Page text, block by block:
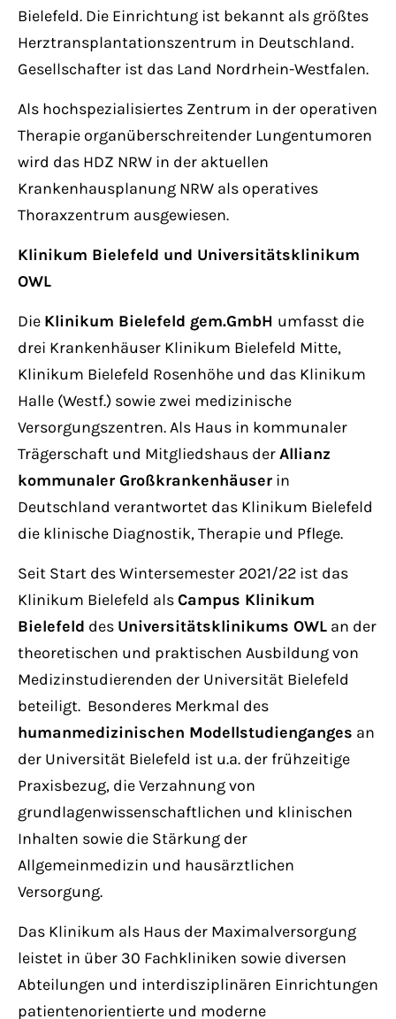
Bielefeld. Die Einrichtung ist bekannt als größtes
Herztransplantationszentrum in Deutschland.
Gesellschafter ist das Land Nordrhein-Westfalen.
Als hochspezialisiertes Zentrum in der operativen
Therapie organüberschreitender Lungentumoren
wird das HDZ NRW in der aktuellen
Krankenhausplanung NRW als operatives
Thoraxzentrum ausgewiesen.
Klinikum Bielefeld und Universitätsklinikum
OWL
Die Klinikum Bielefeld gem.GmbH umfasst die
drei Krankenhäuser Klinikum Bielefeld Mitte,
Klinikum Bielefeld Rosenhöhe und das Klinikum
Halle (Westf.) sowie zwei medizinische
Versorgungszentren. Als Haus in kommunaler
Trägerschaft und Mitgliedshaus derAllianz
kommunaler Großkrankenhäuser in
Deutschland verantwortet das Klinikum Bielefeld
die klinische Diagnostik, Therapie und Pflege.
Seit Start des Wintersemester 2021/22 ist das
Klinikum Bielefeld alsCampus Klinikum
Bielefeld des Universitätsklinikums OWL an der
theoretischen und praktischen Ausbildung von
Medizinstudierenden der Universität Bielefeld
beteiligt. Besonderes Merkmal des
humanmedizinischen Modellstudienganges an
der Universität Bielefeld ist u.a. der frühzeitige
Praxisbezug, die Verzahnung von
grundlagenwissenschaftlichen und klinischen
Inhalten sowie die Stärkung der
Allgemeinmedizin und hausärztlichen
Versorgung.
Das Klinikum als Haus der Maximalversorgung
leistet in über 30 Fachkliniken sowie diversen
Abteilungen und interdisziplinären Einrichtungen
patientenorientierte und moderne